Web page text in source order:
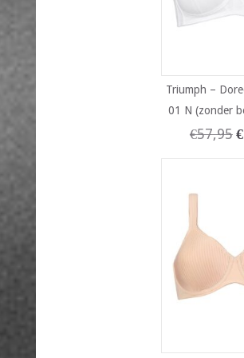
Triumph –
01 N (zonder
€57,95€